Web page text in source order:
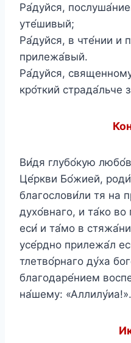
Ра́дуйся,
уте́шивый;
Ра́дуйся, в чте́нии и
прилежа́вый.
Ра́дуйся,
кро́ткий страда́льче
Ви́дя глубо́кую
Це́ркви Бо́жией,
благослови́ли тя на
духо́внаго, и та́ко во
еси́ и та́мо в
усе́рдно прилежа́л
тлетво́рнаго ду́ха
благодаре́нием
на́шему: «Аллилу́иа!».